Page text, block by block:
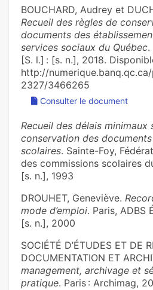
BOUCHARD, Audrey et
Recueil des règles de
documents des
services sociaux du Québec.
[S. l.] : [s. n.], 2018.
http://
2327/3466265
Consulter le document
Recueil des délais minimaux
conservation des
scolaires. Sainte-Foy,
des commissions scolaires
[s. n.], 1993
DROUHET, Geneviève.
mode d’emploi. Paris, ADBS
[s. n.], 2000
SOCIÉTÉ D’ÉTUDES ET DE
DOCUMENTATION ET
management, archivage et
pratique. Paris : Archimag,